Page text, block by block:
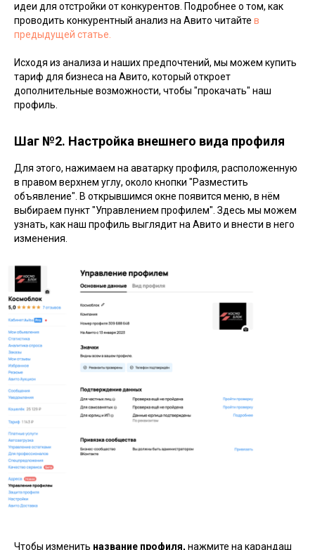
идеи для отстройки от конкурентов. Подробнее о том, как
проводить конкурентный анализ на Авито читайте в
предыдущей статье.
Исходя из анализа и наших предпочтений, мы можем купить
тариф для бизнеса на Авито, который откроет
дополнительные возможности, чтобы "прокачать" наш
профиль.
Шаг №2. Настройка внешнего вида профиля
Для этого, нажимаем на аватарку профиля, расположенную
в правом верхнем углу, около кнопки "Разместить
объявление". В открывшимся окне появится меню, в нём
выбираем пункт "Управлением профилем". Здесь мы можем
узнать, как наш профиль выглядит на Авито и внести в него
изменения.
Чтобы изменить название профиля, нажмите на карандаш